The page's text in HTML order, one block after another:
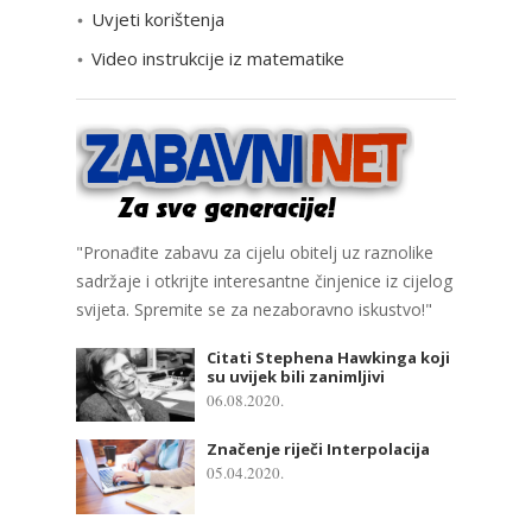
Uvjeti korištenja
Video instrukcije iz matematike
"Pronađite zabavu za cijelu obitelj uz raznolike
sadržaje i otkrijte interesantne činjenice iz cijelog
svijeta. Spremite se za nezaboravno iskustvo!"
Citati Stephena Hawkinga koji
su uvijek bili zanimljivi
06.08.2020.
Značenje riječi Interpolacija
05.04.2020.